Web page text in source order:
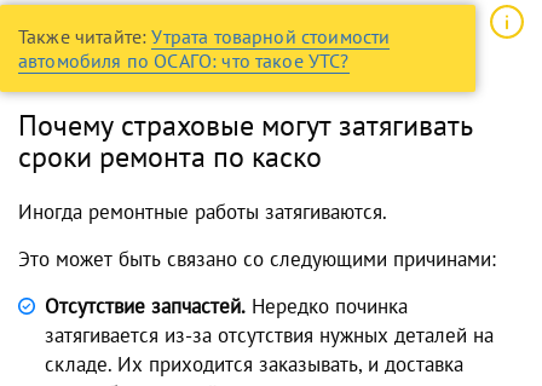
Также читайте:Утрата товарной стоимости
автомобиля по ОСАГО: что такое УТС?
Почему страховые могут затягивать
сроки ремонта по каско
Иногда ремонтные работы затягиваются.
Это может быть связано со следующими причинами:
Отсутствие запчастей. Нередко починка
затягивается из-за отсутствия нужных деталей на
складе. Их приходится заказывать, и доставка